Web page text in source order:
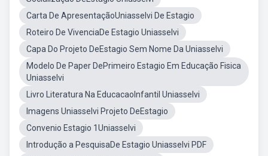
Carta De ApresentaçãoUniasselvi De Estagio
Roteiro De VivenciaDe Estagio Uniasselvi
Capa Do Projeto DeEstagio Sem Nome Da Uniasselvi
Modelo De Paper DePrimeiro Estagio Em Educação Fisica
Uniasselvi
Livro Literatura Na EducacaoInfantil Uniasselvi
Imagens Uniasselvi Projeto DeEstagio
Convenio Estagio 1Uniasselvi
Introdução a PesquisaDe Estagio Uniasselvi PDF